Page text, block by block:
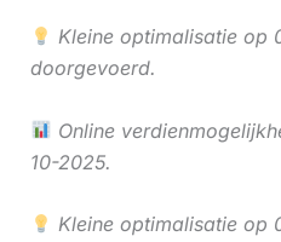
Kleine optimalisatie op
doorgevoerd.
Online
10-2025.
Kleine optimalisatie op